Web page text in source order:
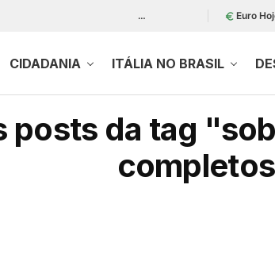
… Euro
CIDADANIA ITÁLIA NO BRASIL
posts da tag